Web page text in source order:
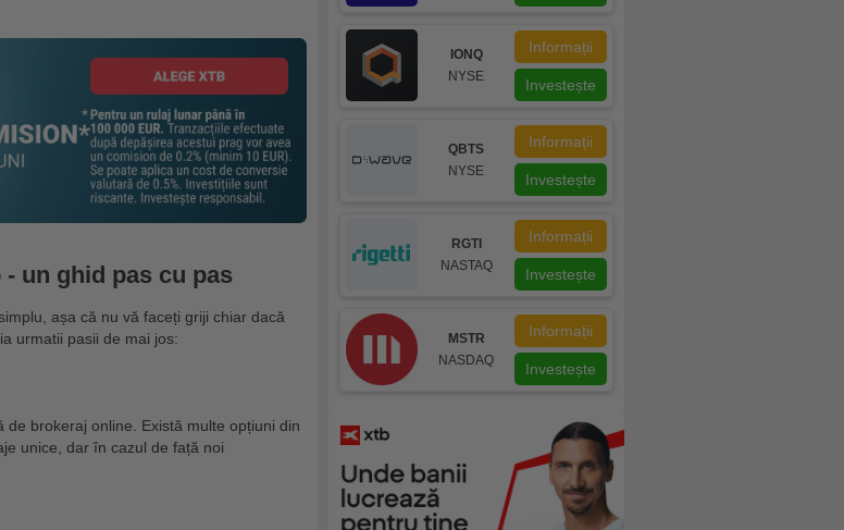
un ghid pas cu pas
așa că nu vă faceți griji chiar dacă
urmatii pasii de mai jos:
brokeraj online. Există multe opțiuni din
unice, dar în cazul de față noi
IONQ
NYSE
Informații
Investește
QBTS
NYSE
Informații
Investește
RGTI
NASTAQ
Informații
Investește
MSTR
NASDAQ
Informații
Investește